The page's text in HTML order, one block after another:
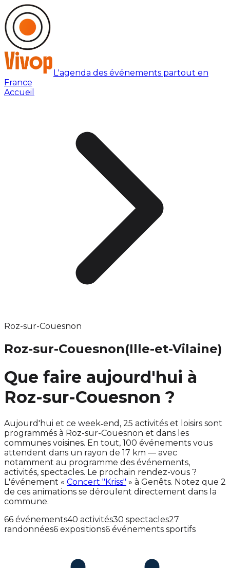
L'agenda des événements partout en
France
Accueil
Roz-sur-Couesnon
Roz-sur-Couesnon(Ille-et-Vilaine)
Que faire aujourd'hui à
Roz-sur-Couesnon ?
Aujourd'hui et ce week‑end, 25 activités et loisirs sont
programmés à Roz-sur-Couesnon et dans les
communes voisines. En tout, 100 événements vous
attendent dans un rayon de 17 km — avec
notamment au programme des événements,
activités, spectacles. Le prochain rendez-vous ?
L'événement « Concert "Kriss" » à Genêts. Notez que 2
de ces animations se déroulent directement dans la
commune.
66 événements40 activités30 spectacles27
randonnées6 expositions6 événements sportifs